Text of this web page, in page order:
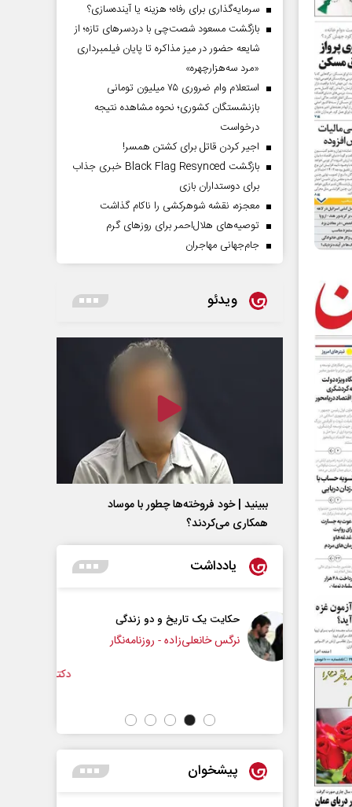
سرمایه‌گذاری برای رفاه؛ هزینه یا آینده‌سازی؟
بازگشت مسعود شصت‌چی با دردسر‌های تازه؛ از
شایعه حضور در میز مذاکره تا پایان فیلمبرداری
«مرد سه‌هزارچهره»
استعلام وام ضروری ۷۵ میلیون تومانی
بازنشستگان کشوری؛ نحوه مشاهده نتیجه
درخواست
اجیر کردن قاتل برای کشتن همسر!
بازگشت Black Flag Resynced خبری جذاب
برای دوستداران بازی
معجزه، نقشه شوهرکشی را ناکام گذاشت
توصیه‌های هلال‌احمر برای روز‌های گرم
جام‌جهانی مهاجران
ویدئو
ببینید | خود فروخته‌ها چطور با موساد
همکاری می‌کردند؟
یادداشت
و دو زندگی
روزنامه‌نگار
چرایی عقب‌نشینی ترامپ؟
دکتر یدالله جوانی - تحلیلگر مسائل سیاسی
پیشخوان